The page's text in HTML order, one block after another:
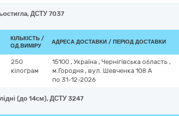
ДСТУ 7037
КІЛЬКІСТЬ /
ОД.ВИМІРУ
АДРЕСА ДОСТАВКИ / ПЕРІОД ДОСТАВКИ
250
кілограм
15100 , Україна , Чернігівська область ,
м.Городня , вул. Шевченка 108 А
по 31-12-2026
(до 14см), ДСТУ 3247